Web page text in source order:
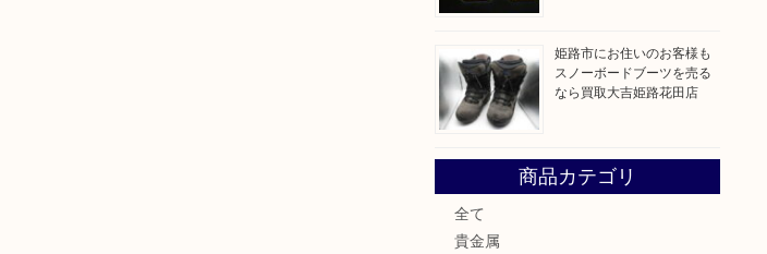
姫路市にお住いのお客様も
スノーボードブーツを売る
なら買取大吉姫路花田店
商品カテゴリ
全て
貴金属